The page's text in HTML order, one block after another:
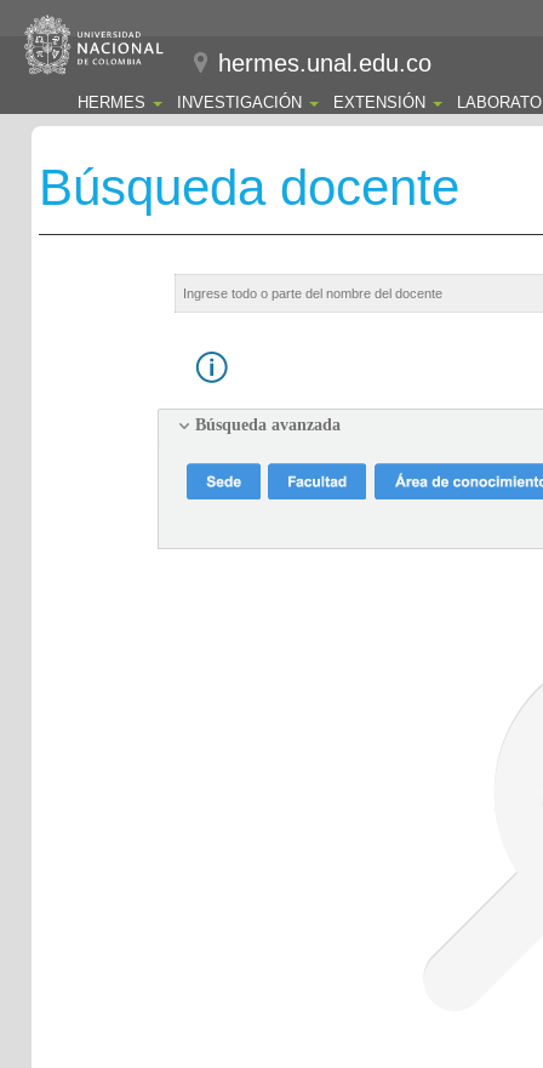
hermes.unal.edu.co
HERMES INVESTIGACIÓN EXTENSIÓN
Búsqueda docente
Búsqueda avanzada